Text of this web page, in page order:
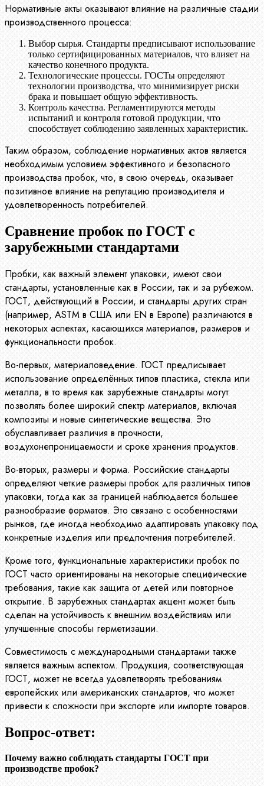
Нормативные акты оказывают влияние на различные стадии
производственного процесса:
Выбор сырья. Стандарты предписывают использование
только сертифицированных материалов, что влияет на
качество конечного продукта.
Технологические процессы. ГОСТы определяют
технологии производства, что минимизирует риски
брака и повышает общую эффективность.
Контроль качества. Регламентируются методы
испытаний и контроля готовой продукции, что
способствует соблюдению заявленных характеристик.
Таким образом, соблюдение нормативных актов является
необходимым условием эффективного и безопасного
производства пробок, что, в свою очередь, оказывает
позитивное влияние на репутацию производителя и
удовлетворенность потребителей.
Сравнение пробок по ГОСТ с
зарубежными стандартами
Пробки, как важный элемент упаковки, имеют свои
стандарты, установленные как в России, так и за рубежом.
ГОСТ, действующий в России, и стандарты других стран
(например, ASTM в США или EN в Европе) различаются в
некоторых аспектах, касающихся материалов, размеров и
функциональности пробок.
Во-первых, материаловедение. ГОСТ предписывает
использование определённых типов пластика, стекла или
металла, в то время как зарубежные стандарты могут
позволять более широкий спектр материалов, включая
композиты и новые синтетические вещества. Это
обуславливает различия в прочности,
воздухонепроницаемости и сроке хранения продуктов.
Во-вторых, размеры и форма. Российские стандарты
определяют четкие размеры пробок для различных типов
упаковки, тогда как за границей наблюдается большее
разнообразие форматов. Это связано с особенностями
рынков, где иногда необходимо адаптировать упаковку под
конкретные изделия или предпочтения потребителей.
Кроме того, функциональные характеристики пробок по
ГОСТ часто ориентированы на некоторые специфические
требования, такие как защита от детей или повторное
открытие. В зарубежных стандартах акцент может быть
сделан на устойчивость к внешним воздействиям или
улучшенные способы герметизации.
Совместимость с международными стандартами также
является важным аспектом. Продукция, соответствующая
ГОСТ, может не всегда удовлетворять требованиям
европейских или американских стандартов, что может
привести к сложности при экспорте или импорте товаров.
Вопрос-ответ:
Почему важно соблюдать стандарты ГОСТ при
производстве пробок?